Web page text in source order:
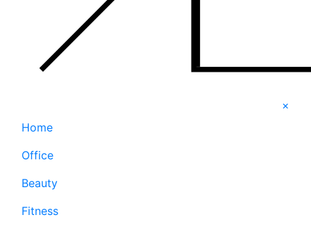
×
Home
Office
Beauty
Fitness